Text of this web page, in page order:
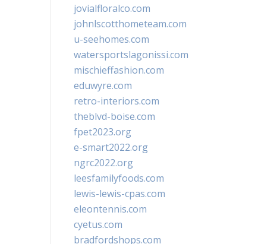
jovialfloralco.com
johnlscotthometeam.com
u-seehomes.com
watersportslagonissi.com
mischieffashion.com
eduwyre.com
retro-interiors.com
theblvd-boise.com
fpet2023.org
e-smart2022.org
ngrc2022.org
leesfamilyfoods.com
lewis-lewis-cpas.com
eleontennis.com
cyetus.com
bradfordshops.com